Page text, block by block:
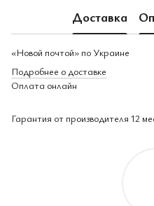
Доставка
«Новой почтой» по Украине
Подробнее о доставке
Оплата онлайн
Гарантия от производителя 12